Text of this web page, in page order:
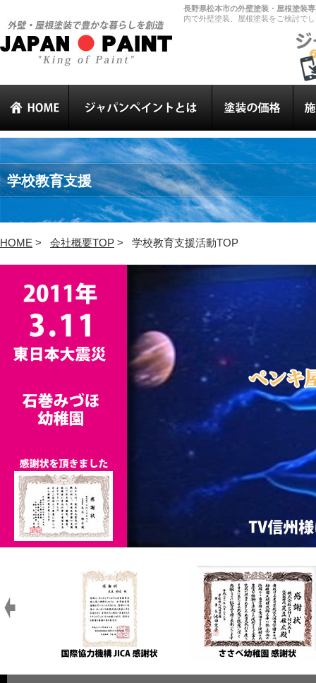
長野県松本市の外壁塗装・屋根塗装
内で外壁塗装、屋根塗装をご検討で
学校教育支援
HOME > 会社概要TOP > 学校教育支援活動TOP